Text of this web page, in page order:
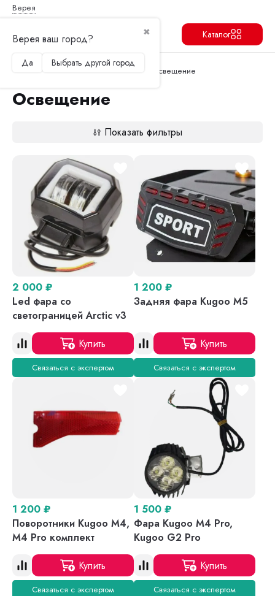
Верея
✖
Верея ваш город?
Да Выбрать другой город
Каталог
Главная Запчасти и аксессуары Освещение
Освещение
Показать фильтры
2 000 ₽
Led фара со
светограницей Arctic v3
Купить
Связаться с экспертом
1 200 ₽
Задняя фара Kugoo M5
Купить
Связаться с экспертом
1 200 ₽
Поворотники Kugoo M4,
M4 Pro комплект
Купить
Связаться с экспертом
1 500 ₽
Фара Kugoo M4 Pro,
Kugoo G2 Pro
Купить
Связаться с экспертом
Продолжить Перейти в корзину